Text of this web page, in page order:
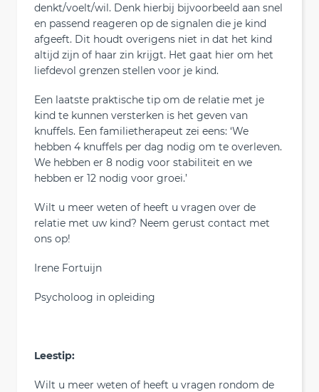
denkt/voelt/wil. Denk hierbij bijvoorbeeld aan snel
en passend reageren op de signalen die je kind
afgeeft. Dit houdt overigens niet in dat het kind
altijd zijn of haar zin krijgt. Het gaat hier om het
liefdevol grenzen stellen voor je kind.
Een laatste praktische tip om de relatie met je
kind te kunnen versterken is het geven van
knuffels. Een familietherapeut zei eens: ‘We
hebben 4 knuffels per dag nodig om te overleven.
We hebben er 8 nodig voor stabiliteit en we
hebben er 12 nodig voor groei.’
Wilt u meer weten of heeft u vragen over de
relatie met uw kind? Neem gerust contact met
ons op!
Irene Fortuijn
Psycholoog in opleiding
Leestip:
Wilt u meer weten of heeft u vragen rondom de